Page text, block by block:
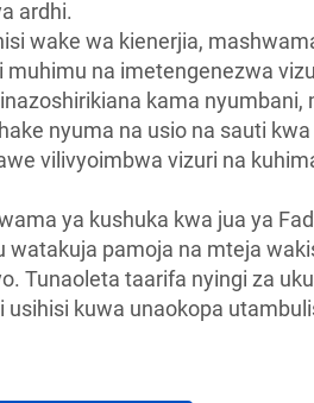
ardhi.
wake wa kienerjia,
muhimu na imetengenezwa
kama nyumbani,
nyuma na usio na sauti
vilivyoimbwa vizuri na
ya kushuka kwa jua ya
watakuja pamoja na mteja
Tunaoleta taarifa nyingi za
usihisi kuwa unaokopa